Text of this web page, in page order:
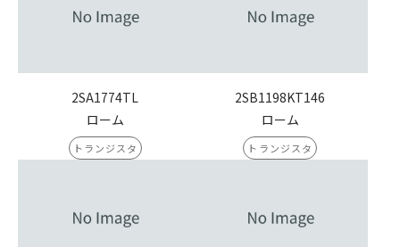
2SA1774TL
ローム
トランジスタ
2SB1198KT146
ローム
トランジスタ